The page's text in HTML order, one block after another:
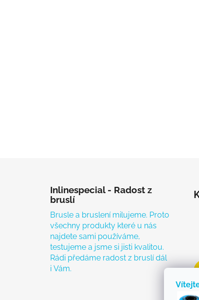
Inlinespecial - Radost z
bruslí
Brusle a bruslení milujeme. Proto
všechny produkty které u nás
najdete sami používáme,
testujeme a jsme si jisti kvalitou.
Rádi předáme radost z bruslí dál
i Vám.